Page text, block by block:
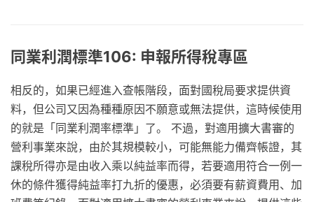
同業利潤標準106: 申報所得稅專區
相反的，如果已經進入查帳階段，面對國稅局要求提供資
料，但公司又因為種種原因不願意或無法提供，這時候使用
的就是「同業利潤率標準」了。 不過，對適用擴大書審的
營利事業來說，由於其規模較小，可能無能力備齊帳證，其
課稅所得亦是由收入乘以純益率而得，若要適用符合一例一
休的條件獲得純益率打九折的優惠，必須要有薪資費用、加